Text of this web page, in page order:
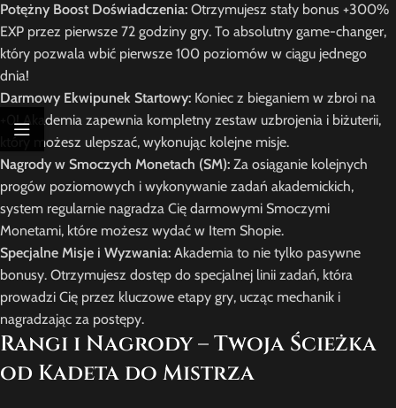
Potężny Boost Doświadczenia: Otrzymujesz stały bonus +300%
EXP przez pierwsze 72 godziny gry. To absolutny game-changer,
który pozwala wbić pierwsze 100 poziomów w ciągu jednego
dnia!
Darmowy Ekwipunek Startowy: Koniec z bieganiem w zbroi na
+0! Akademia zapewnia kompletny zestaw uzbrojenia i biżuterii,
który możesz ulepszać, wykonując kolejne misje.
Nagrody w Smoczych Monetach (SM): Za osiąganie kolejnych
progów poziomowych i wykonywanie zadań akademickich,
system regularnie nagradza Cię darmowymi Smoczymi
Monetami, które możesz wydać w Item Shopie.
Specjalne Misje i Wyzwania: Akademia to nie tylko pasywne
bonusy. Otrzymujesz dostęp do specjalnej linii zadań, która
prowadzi Cię przez kluczowe etapy gry, ucząc mechanik i
nagradzając za postępy.
Rangi i Nagrody – Twoja Ścieżka
od Kadeta do Mistrza